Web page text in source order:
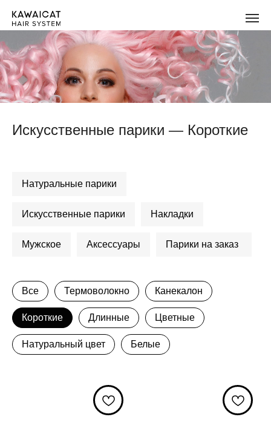
Искусственные парики — Короткие
Натуральные парики
Искусственные парики Накладки
Мужское Аксессуары Парики на заказ
Все Термоволокно Канекалон
Короткие Длинные Цветные
Натуральный цвет Белые